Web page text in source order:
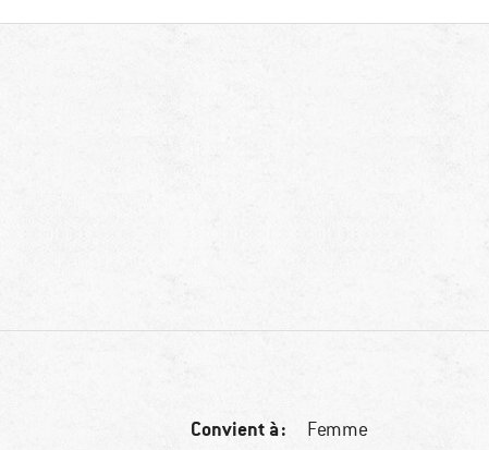
Convient à : Femme